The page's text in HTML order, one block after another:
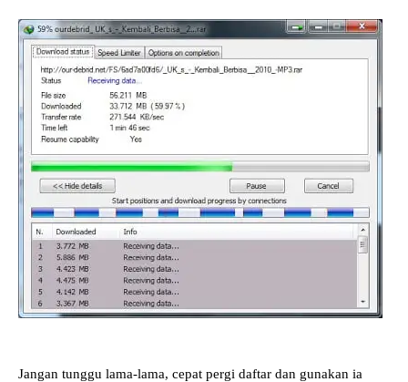
Jangan tunggu lama-lama, cepat pergi daftar dan gunakan ia